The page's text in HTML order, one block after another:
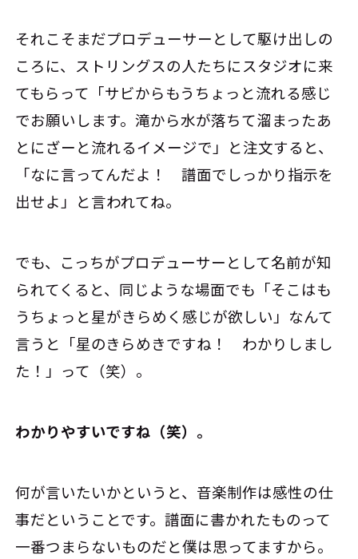
それこそまだプロデューサーとして駆け出しの
ころに、ストリングスの人たちにスタジオに来
てもらって「サビからもうちょっと流れる感じ
でお願いします。滝から水が落ちて溜まったあ
とにざーと流れるイメージで」と注文すると、
「なに言ってんだよ！ 譜面でしっかり指示を
出せよ」と言われてね。
でも、こっちがプロデューサーとして名前が知
られてくると、同じような場面でも「そこはも
うちょっと星がきらめく感じが欲しい」なんて
言うと「星のきらめきですね！ わかりしまし
た！」って（笑）。
――わかりやすいですね（笑）。
何が言いたいかというと、音楽制作は感性の仕
事だということです。譜面に書かれたものって
一番つまらないものだと僕は思ってますから。